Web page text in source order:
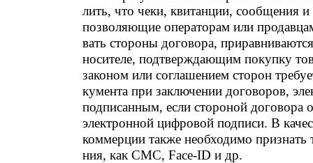
лить, что чеки, квитанции, сообщения
позволяющие операторам или
вать стороны договора,
носителе, подтверждающим покупку
законом или соглашением сторон
кумента при заключении договоров,
подписанным, если стороной договора
электронной цифровой подписи. В
коммерции также необходимо признать
ния, как СМС, Face-ID и др.